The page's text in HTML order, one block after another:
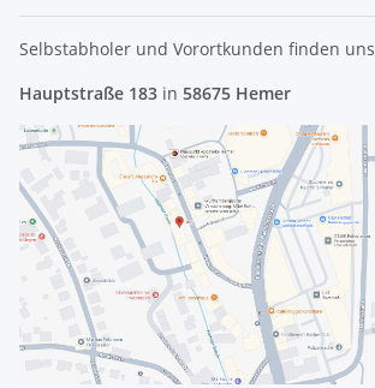
Selbstabholer und Vorortkunden finden uns
Hauptstraße 183 in 58675 Hemer